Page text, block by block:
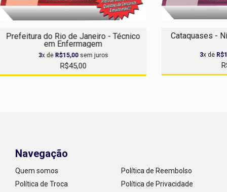
Prefeitura do Rio de Janeiro - Técnico
em Enfermagem
3x de R$15,00sem juros
R$45,00
Cataquases -
3x de
Navegação
Quem somos
Política de Reembolso
Política de Troca
Política de Privacidade